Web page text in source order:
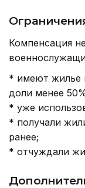
Компенсация
* имеют жилье
доли менее
* уже
* получали
ранее;
* отчуждали